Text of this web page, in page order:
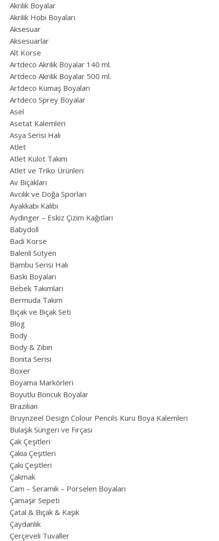
Akrilik Boyalar
Akrilik Hobi Boyaları
Aksesuar
Aksesuarlar
Alt Korse
Artdeco Akrilik Boyalar 140 ml.
Artdeco Akrilik Boyalar 500 ml.
Artdeco Kumaş Boyaları
Artdeco Sprey Boyalar
Asel
Asetat Kalemleri
Asya Serisi Halı
Atlet
Atlet Külot Takım
Atlet ve Triko Ürünleri
Av Bıçakları
Avcılık ve Doğa Sporları
Ayakkabı Kalıbı
Aydınger – Eskiz Çizim Kağıtları
Babydoll
Badi Korse
Balenli Sütyen
Bambu Serisi Halı
Baskı Boyaları
Bebek Takımları
Bermuda Takım
Bıçak ve Bıçak Seti
Blog
Body
Body & Zıbın
Bonita Serisi
Boxer
Boyama Markörleri
Boyutlu Boncuk Boyalar
Brazilian
Bruynzeel Design Colour Pencils Kuru Boya Kalemleri
Bulaşık Süngeri ve Fırçası
Çak Çeşitleri
Çakia Çeşitleri
Çakı Çeşitleri
Çakmak
Cam – Seramik – Porselen Boyaları
Çamaşır Sepeti
Çatal & Bıçak & Kaşık
Çaydanlık
Çerçeveli Tuvaller